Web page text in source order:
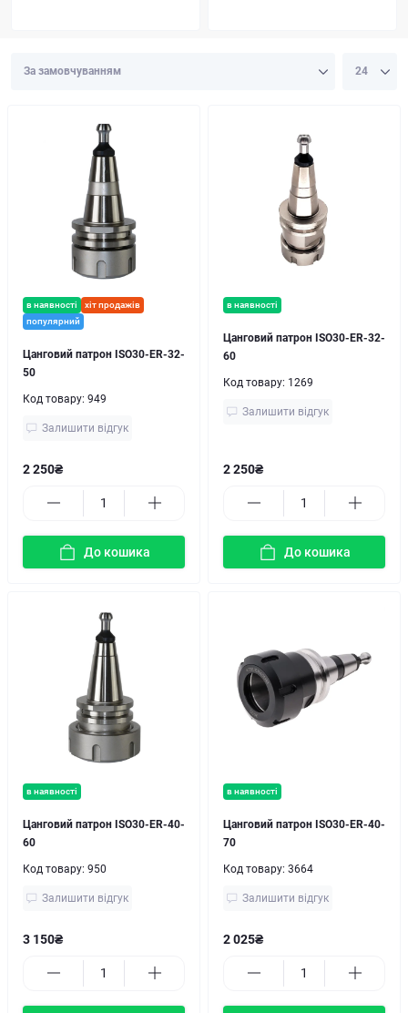
в наявності
хіт продажів
популярний
Цанговий патрон ISO30-ER-32-
50
Код товару: 949
Залишити відгук
2 250₴
До кошика
в наявності
Цанговий патрон ISO30-ER-32-
60
Код товару: 1269
Залишити відгук
2 250₴
До кошика
в наявності
Цанговий патрон ISO30-ER-40-
60
Код товару: 950
Залишити відгук
3 150₴
в наявності
Цанговий патрон ISO30-ER-40-
70
Код товару: 3664
Залишити відгук
2 025₴